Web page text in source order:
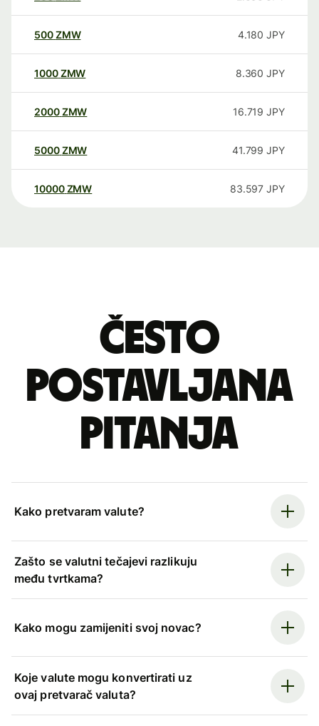
500ZMW 4.180 JPY
1000ZMW 8.360 JPY
2000ZMW 16.719 JPY
5000ZMW 41.799 JPY
10000 ZMW 83.597 JPY
Često
postavljana
pitanja
Kako pretvaram valute?
Zašto se valutni tečajevi razlikuju
među tvrtkama?
Kako mogu zamijeniti svoj novac?
Koje valute mogu konvertirati uz
ovaj pretvarač valuta?